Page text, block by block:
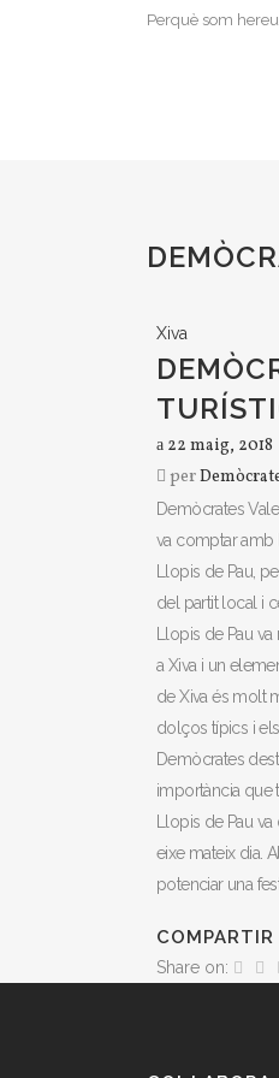
Perquè som
Xiva
22 maig, 2018
per
Demòcrates
va comptar amb
Llopis de Pau,
del partit local i
Llopis de Pau
a Xiva i un
de Xiva és molt
dolços típics i els
Demòcrates
importància que
Llopis de Pau
eixe mateix dia.
potenciar una
COMPARTIR
Share on: